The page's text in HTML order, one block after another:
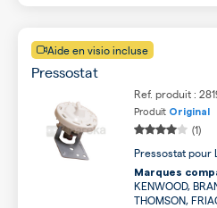
Aide en visio incluse
Pressostat
Ref. produit :
Produit Original
(1)
Pressostat pour
Marques
KENWOOD,
THOMSON,